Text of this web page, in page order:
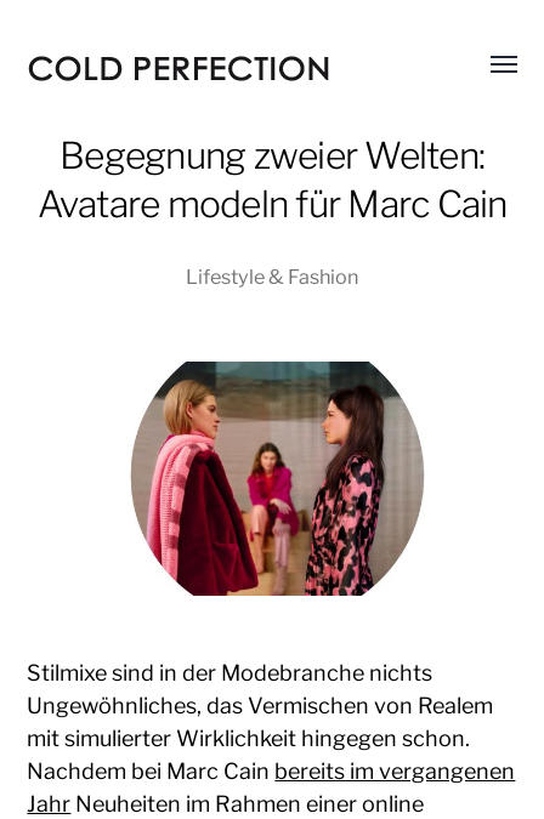
PERFECTION
Menü
Begegnung zweier Welten:
Avatare modeln für Marc Cain
Lifestyle & Fashion
Stilmixe sind in der Modebranche nichts
Ungewöhnliches, das Vermischen von Realem
mit simulierter Wirklichkeit hingegen schon.
Nachdem bei Marc Cain bereits im vergangenen
Jahr Neuheiten im Rahmen einer online